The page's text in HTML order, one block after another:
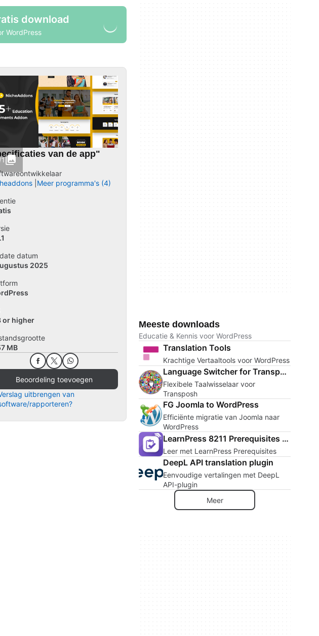
download
WordPress
van de app"
Meer programma's (4)
datum
2025
or higher
MB
Beoordeling toevoegen
uitbrengen van
rapporteren?
Meeste downloads
Educatie & Kennis voor WordPress
Translation Tools
Krachtige Vertaaltools voor WordPress
Language Switcher for Transposh
Flexibele Taalwisselaar voor
Transposh
FG Joomla to WordPress
Efficiënte migratie van Joomla naar
WordPress
LearnPress 8211 Prerequisites Courses
Leer met LearnPress Prerequisites
DeepL API translation plugin
Eenvoudige vertalingen met DeepL
API-plugin
Meer